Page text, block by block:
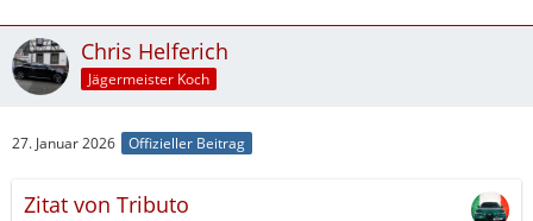
Chris Helferich
Jägermeister Koch
27. Januar 2026 Offizieller Beitrag
Zitat von Tributo